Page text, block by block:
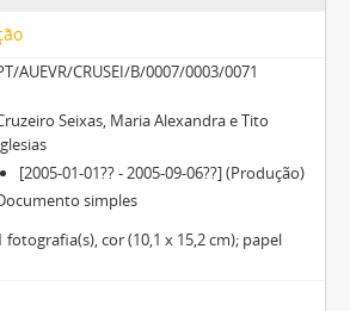
AUEVR/CRUSEI/B/0007/0003/0071
Seixas, Maria Alexandra e Tito
[2005-01-01?? - 2005-09-06??] (Produção)
simples
fotografia(s), cor (10,1 x 15,2 cm); papel